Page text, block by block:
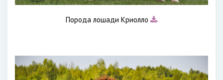
Порода лошади Криолло